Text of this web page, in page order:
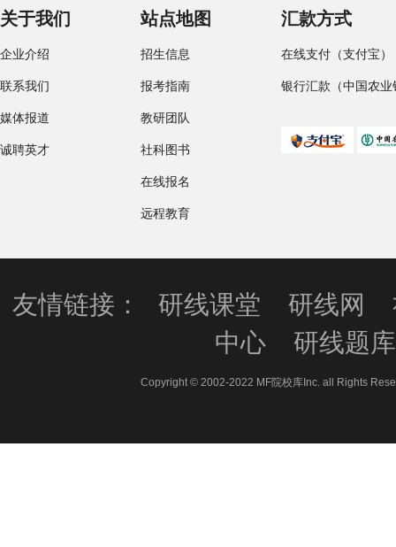
关于我们
企业介绍
联系我们
媒体报道
诚聘英才
站点地图
招生信息
报考指南
教研团队
社科图书
在线报名
远程教育
汇款方式
在线支付（支付宝）
银行汇款（中国农业
友情链接： 研线课堂 研线网
中心
研线题库
Copyright © 2002-2022 MF院校库Inc. all Rights